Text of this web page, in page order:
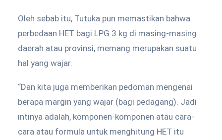
Oleh sebab itu, Tutuka pun memastikan bahwa
perbedaan HET bagi LPG 3 kg di masing-masing
daerah atau provinsi, memang merupakan suatu
hal yang wajar.
“Dan kita juga memberikan pedoman mengenai
berapa margin yang wajar (bagi pedagang). Jadi
intinya adalah, komponen-komponen atau cara-
cara atau formula untuk menghitung HET itu